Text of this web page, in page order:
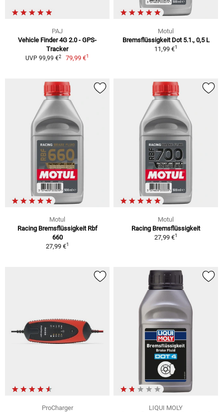
PAJ
Vehicle Finder 4G 2.0 - GPS-
Tracker
UVP 99,99 €2 79,99 €1
Motul
Bremsflüssigkeit Dot 5.1., 0,5 L
11,99 €1
Motul
Racing Bremsflüssigkeit Rbf
660
27,99 €1
Motul
Racing Bremsflüssigkeit
27,99 €1
ProCharger
LIQUI MOLY